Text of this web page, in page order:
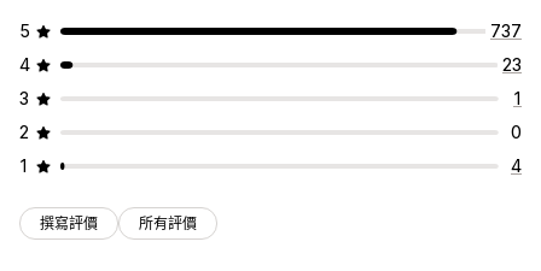
5
737
4
23
3
1
2
0
1
4
撰寫評價 所有評價